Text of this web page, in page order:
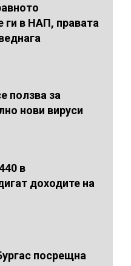
ги в НАП, правата
ползва за
нови вируси
в
доходите на
посрещна